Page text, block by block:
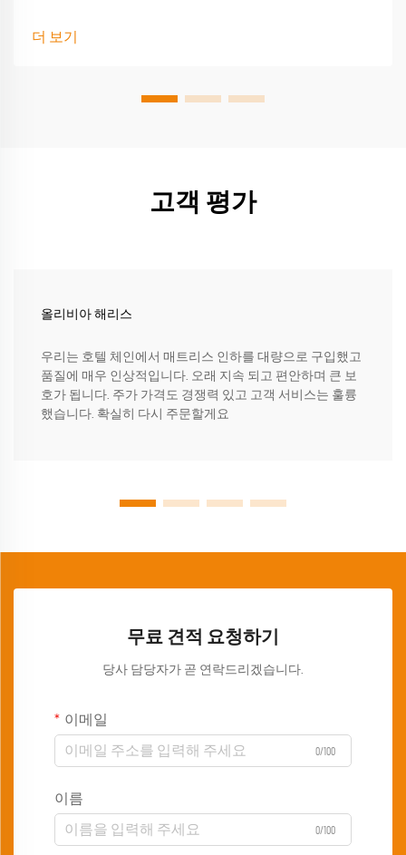
더 보기
고객 평가
올리비아 해리스
우리는 호텔 체인에서 매트리스 인하를 대량으로 구입했고
품질에 매우 인상적입니다. 오래 지속 되고 편안하며 큰 보
호가 됩니다. 주가 가격도 경쟁력 있고 고객 서비스는 훌륭
했습니다. 확실히 다시 주문할게요
무료 견적 요청하기
당사 담당자가 곧 연락드리겠습니다.
이메일
0/100
이름
0/100